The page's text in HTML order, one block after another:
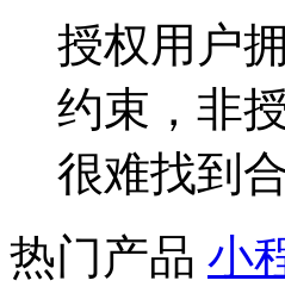
授权用户
约束，非
很难找到
热门产品 小